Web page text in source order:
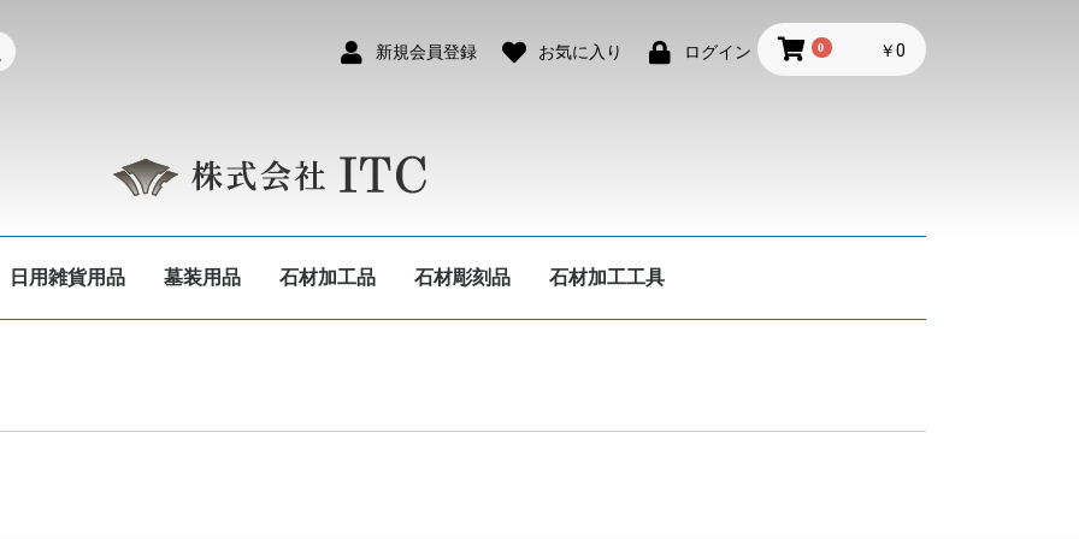
新規会員登録 お気に入り ログイン 0 ￥0
日用雑貨用品 墓装用品 石材加工品 石材彫刻品 石材加工工具